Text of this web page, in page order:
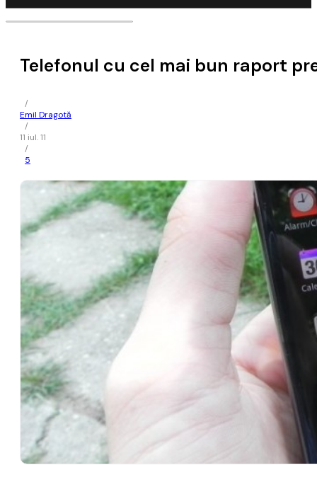
Telefonul cu cel mai bun raport
/
Emil Dragotă
/
11 iul. 11
/
5